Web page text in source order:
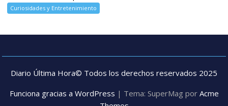
Curiosidades y Entretenimiento
Diario Última Hora© Todos los derechos reservados 2025
Funciona gracias a WordPress | Tema: SuperMag por Acme